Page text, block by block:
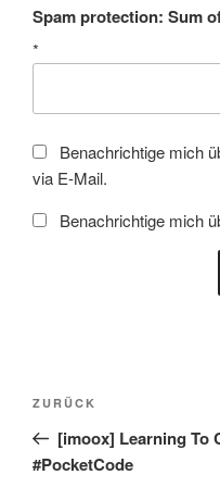
Spam protection: Sum
*
Benachrichtige mich
via E-Mail.
Benachrichtige mich
Beitragsnavigation
Vorheriger
Beitrag
ZURÜCK
[imoox] Learning To
#PocketCode